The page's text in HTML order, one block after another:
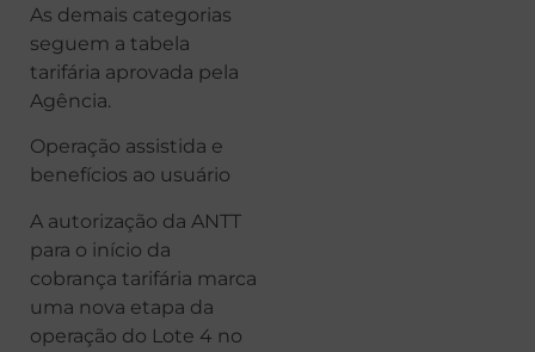
As demais categorias
seguem a tabela
tarifária aprovada pela
Agência.
Operação assistida e
benefícios ao usuário
A autorização da ANTT
para o início da
cobrança tarifária marca
uma nova etapa da
operação do Lote 4 no